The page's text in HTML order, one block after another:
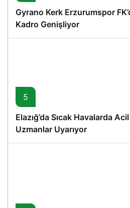
Gyrano Kerk Erzurumspor
Kadro Genişliyor
5
Elazığ’da Sıcak Havalarda
Uzmanlar Uyarıyor